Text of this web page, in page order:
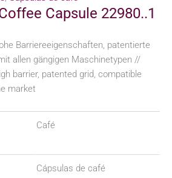
Capsule 22980..1
Barriereeigenschaften, patentierte
allen gängigen Maschinetypen //
barrier, patented grid, compatible
market
Café
Cápsulas de café